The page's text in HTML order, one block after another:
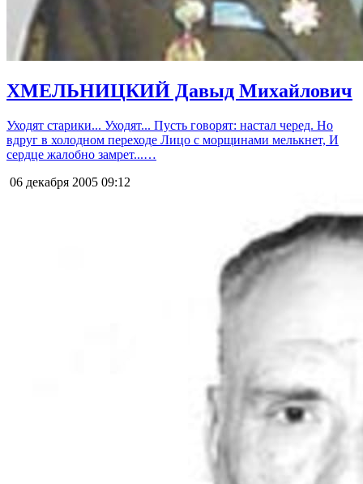
ХМЕЛЬНИЦКИЙ Давыд Михайлович
Уходят старики... Уходят... Пусть говорят: настал черед. Но
вдруг в холодном переходе Лицо с морщинами мелькнет, И
сердце жалобно замрет...…
06 декабря 2005 09:12